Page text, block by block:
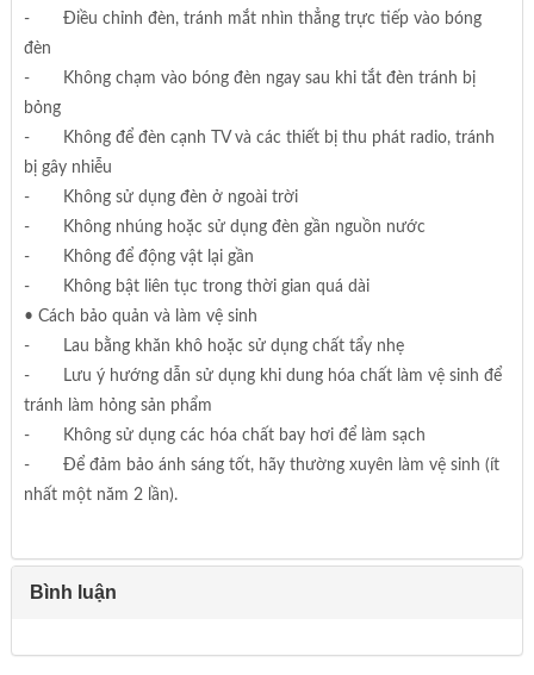
- Điều chỉnh đèn, tránh mắt nhìn thẳng trực tiếp vào bóng
đèn
- Không chạm vào bóng đèn ngay sau khi tắt đèn tránh bị
bỏng
- Không để đèn cạnh TV và các thiết bị thu phát radio, tránh
bị gây nhiễu
- Không sử dụng đèn ở ngoài trời
- Không nhúng hoặc sử dụng đèn gần nguồn nước
- Không để động vật lại gần
- Không bật liên tục trong thời gian quá dài
• Cách bảo quản và làm vệ sinh
- Lau bằng khăn khô hoặc sử dụng chất tẩy nhẹ
- Lưu ý hướng dẫn sử dụng khi dung hóa chất làm vệ sinh để
tránh làm hỏng sản phẩm
- Không sử dụng các hóa chất bay hơi để làm sạch
- Để đảm bảo ánh sáng tốt, hãy thường xuyên làm vệ sinh (ít
nhất một năm 2 lần).
Bình luận